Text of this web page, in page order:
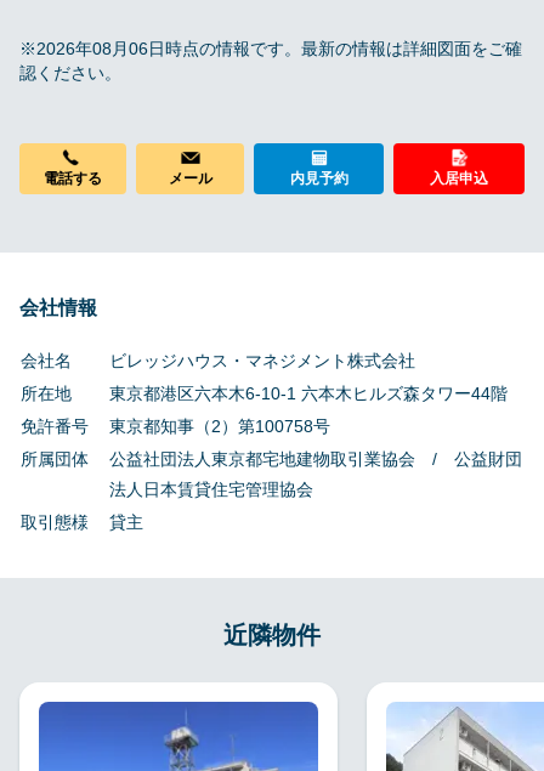
※2026年08月06日時点の情報です。最新の情報は詳細図面をご確
認ください。
電話する メール 内見予約 入居申込
会社情報
会社名
ビレッジハウス・マネジメント株式会社
所在地
東京都港区六本木6-10-1 六本木ヒルズ森タワー44階
免許番号
東京都知事（2）第100758号
所属団体
公益社団法人東京都宅地建物取引業協会 / 公益財団
法人日本賃貸住宅管理協会
取引態様
貸主
近隣物件